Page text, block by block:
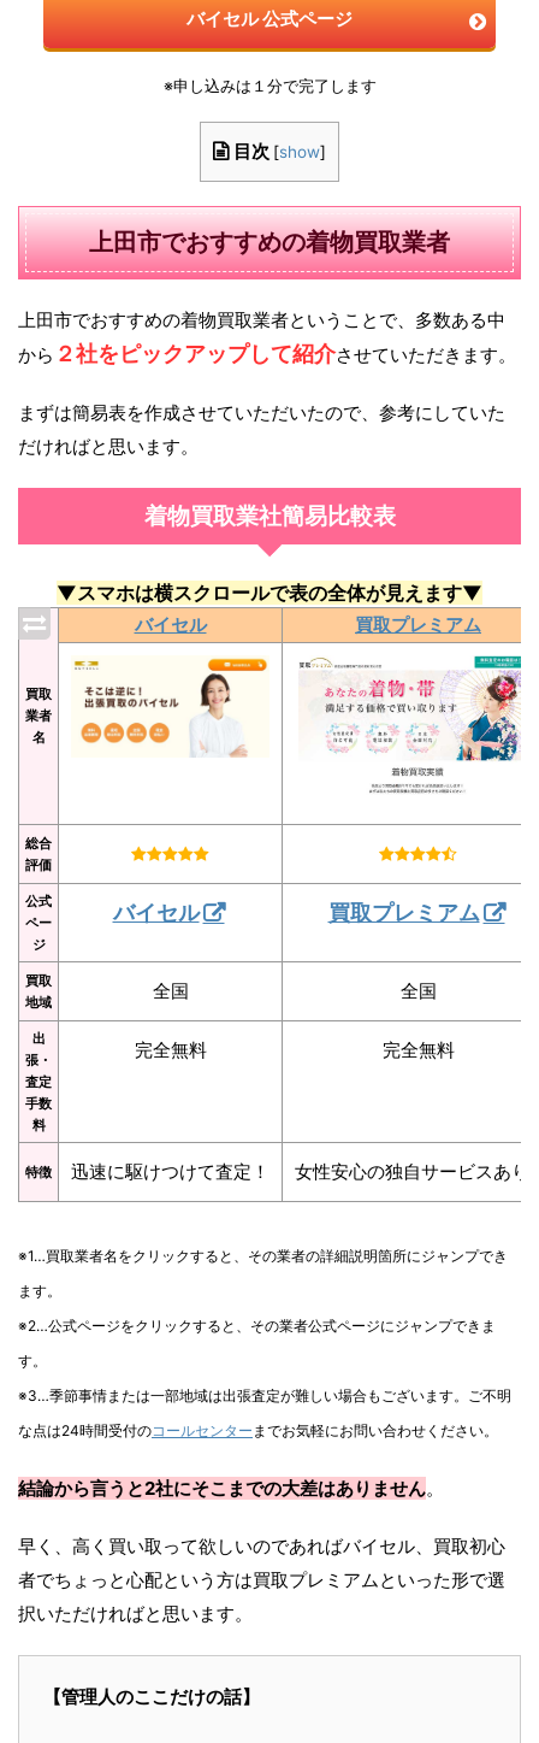
バイセル 公式ページ
※申し込みは１分で完了します
目次 [show]
上田市でおすすめの着物買取業者
上田市でおすすめの着物買取業者ということで、多数ある中
から ２社をピックアップして紹介させていただきます。
まずは簡易表を作成させていただいたので、参考にしていた
だければと思います。
着物買取業社簡易比較表
▼スマホは横スクロールで表の全体が見えます▼
買取
業者
名
バイセル 買取プレミアム
総合
評価
公式
ペー
ジ
バイセル 買取プレミアム
買取
地域
全国 全国
出
張・
査定
手数
料
完全無料 完全無料
特徴 迅速に駆けつけて査定！ 女性安心の独自サービスあり
※1…買取業者名をクリックすると、その業者の詳細説明箇所にジャンプでき
ます。
※2…公式ページをクリックすると、その業者公式ページにジャンプできま
す。
※3…季節事情または一部地域は出張査定が難しい場合もございます。ご不明
な点は24時間受付のコールセンター までお気軽にお問い合わせください。
結論から言うと2社にそこまでの大差はありません。
早く、高く買い取って欲しいのであればバイセル、買取初心
者でちょっと心配という方は買取プレミアムといった形で選
択いただければと思います。
【管理人のここだけの話】